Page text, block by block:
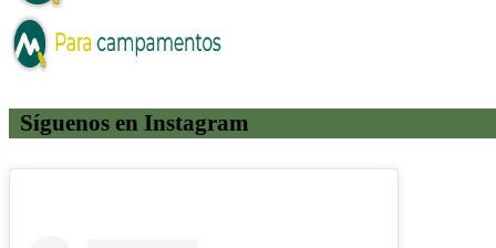
Síguenos en Instagram